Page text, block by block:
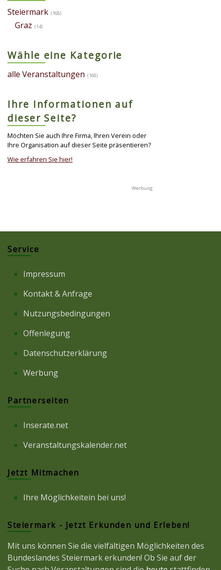
Steiermark (168)
Graz (14)
Wähle eine Kategorie
alle Veranstaltungen (168)
Ihre Informationen auf
dieser Seite?
Möchten Sie auch Ihre Firma, Ihren Verein oder
Ihre Organisation auf dieser Seite präsentieren?
Wie erfahren Sie hier!
Service
Impressum
Kontakt & Anfrage
Nutzungsbedingungen
Offenlegung
Datenschutzerklärung
Werbung
Partnerseiten
Inserate.net
Veranstaltungskalender.net
Jetzt Mitmachen
Ihre Möglichkeitein bei uns!
Steiermark - Jetzt Erkunden und Erleben!
Mit uns können Sie die vielfältigen Möglichkeiten des
Bundeslandes Steiermark erkunden! Ob Sie auf der